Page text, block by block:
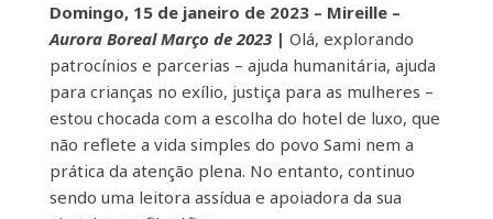
Domingo, 15 de janeiro de 2023 – Mireille –
Aurora Boreal Março de 2023| Olá, explorando
patrocínios e parcerias – ajuda humanitária, ajuda
para crianças no exílio, justiça para as mulheres –
estou chocada com a escolha do hotel de luxo, que
não reflete a vida simples do povo Sami nem a
prática da atenção plena. No entanto, continuo
sendo uma leitora assídua e apoiadora da sua